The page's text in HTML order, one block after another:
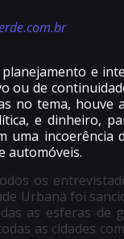
e
ou de
no tema,
e dinheiro,
uma
automóveis.
os
Urbana foi
as esferas de
as cidades